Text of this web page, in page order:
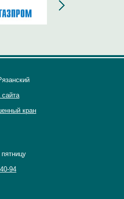
сайта
кран
94